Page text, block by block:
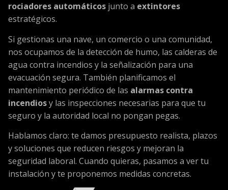
rociadores automáticosjunto a extintores
estratégicos.
Si gestionas una nave, un comercio o una comunidad,
nos ocupamos de la detección de humo, las calderas de
agua contra incendios y la señalización para una
evacuación segura. También planificamos el
mantenimiento periódico de las alarmas contra
incendiosy las inspecciones necesarias para que tu
seguro y la autoridad local no pongan pegas.
Hablamos claro: te damos presupuesto realista, plazos
y soluciones que reducen riesgos y mejoran la
seguridad laboral. Cuando quieras, pasamos a ver tu
instalación y te proponemos medidas concretas.